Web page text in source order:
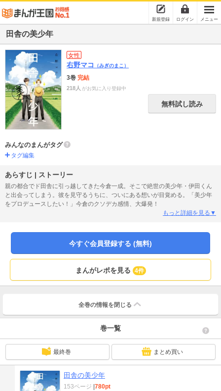
新規登録 ログイン メニュー
田舎の美少年
女性
右野マコ （みぎのまこ）
3巻 完結
218人 がお気に入り登録中
無料試し読み
みんなのまんがタグ
タグ編集
あらすじ | ストーリー
親の都合でド田舎に引っ越してきた今倉一成。そこで絶世の美少年・伊田くん
と出会ってしまう。彼を見守るうちに、ついにある想いが目覚める。「美少年
をプロデュースしたい！」今倉のクソデカ感情、大爆発！
もっと詳細を見る▼
今すぐ会員登録する (無料)
まんがレポを見る 4件
全巻の情報を 閉じる
巻一覧
最終巻 まとめ買い
田舎の美少年
153ページ 780pt